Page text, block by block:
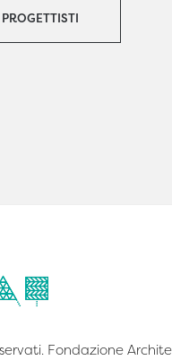
Fondazione